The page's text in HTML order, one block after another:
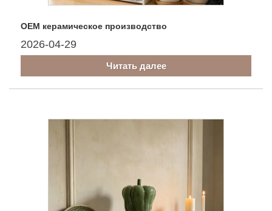
OEM керамическое производство
2026-04-29
Читать далее